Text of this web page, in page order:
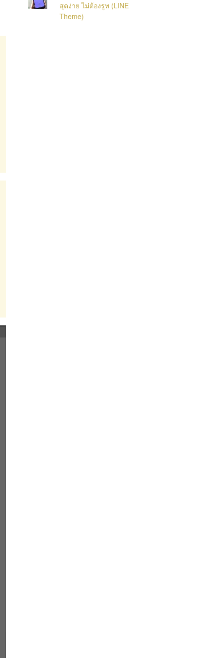
สุดง่าย ไม่ต้องรูท (LINE
Theme)